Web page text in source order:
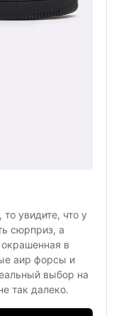
увидите, что у
сюрприз, а
в
аир форсы и
выбор на
так далеко.